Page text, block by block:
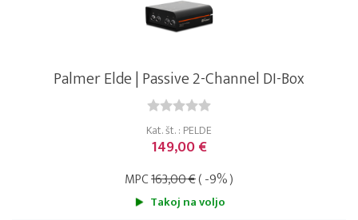
Palmer Elde | Passive 2-Channel DI-Box
Kat. št. : PELDE
149,00 €
MPC163,00 €( -9% )
Takoj na voljo